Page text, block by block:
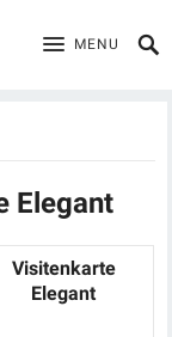
MENU
Elegant
Visitenkarte
Elegant